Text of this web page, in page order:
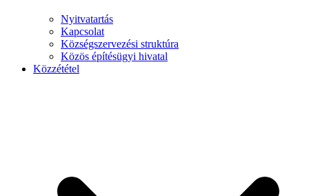
Nyitvatartás
Kapcsolat
Községszervezési struktúra
Közös építésügyi hivatal
Közzététel